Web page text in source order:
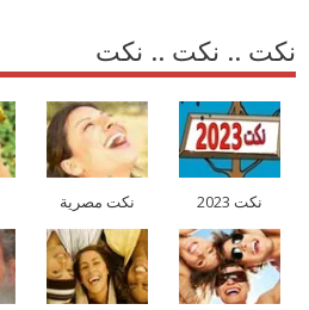
نكت .. نكت .. نكت
نكت 2023 نكت مصرية